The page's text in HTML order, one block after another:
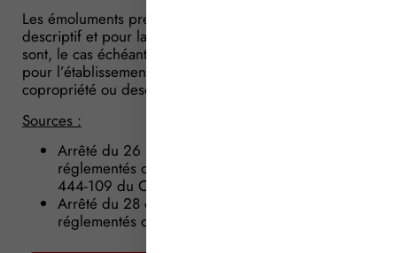
Les émoluments prévus pour l’établissement de l’état
descriptif et pour la mise en conformité du règlement
sont, le cas échéant, perçus en sus de celui prévu
pour l’établissement de l’acte de règlement de
copropriété ou descriptif en volume.
Sources :
Arrêté du 26 février 2016 fixant les tarifs
réglementés des notaires (Articles A 444-103 à A
444-109 du Code de commerce)
Arrêté du 28 octobre 2016 relatif aux tarifs
réglementés des notaires